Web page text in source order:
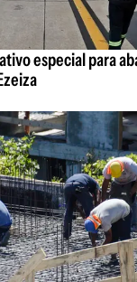
especial para